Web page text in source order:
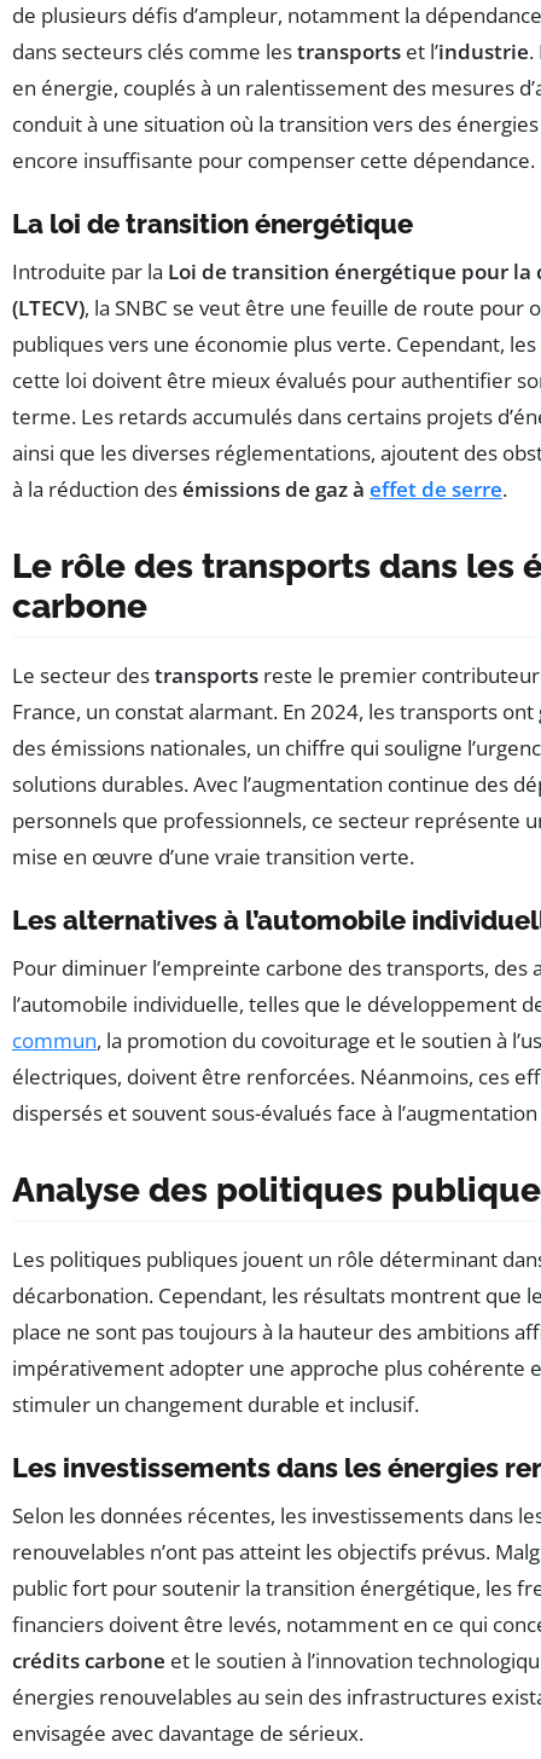
de plusieurs défis d’ampleur, notamment la
dans secteurs clés comme lestransports et l’industrie.
en énergie, couplés à un ralentissement des mesures
conduit à une situation où la transition vers des
encore insuffisante pour compenser cette dépendance.
La loi de transition énergétique
Introduite par la Loi de transition énergétique pour la
(LTECV), la SNBC se veut être une feuille de route pour
publiques vers une économie plus verte. Cependant,
cette loi doivent être mieux évalués pour authentifier
terme. Les retards accumulés dans certains projets
ainsi que les diverses réglementations, ajoutent des
à la réduction desémissions de gaz à effet de serre.
Le rôle des transports dans les
carbone
Le secteur destransports reste le premier
France, un constat alarmant. En 2024, les transports
des émissions nationales, un chiffre qui souligne
solutions durables. Avec l’augmentation continue des
personnels que professionnels, ce secteur représente
mise en œuvre d’une vraie transition verte.
Les alternatives à l’automobile
Pour diminuer l’empreinte carbone des transports, des
l’automobile individuelle, telles que le développement
commun, la promotion du covoiturage et le soutien à
électriques, doivent être renforcées. Néanmoins, ces
dispersés et souvent sous-évalués face à
Analyse des politiques
Les politiques publiques jouent un rôle déterminant
décarbonation. Cependant, les résultats montrent que
place ne sont pas toujours à la hauteur des ambitions
impérativement adopter une approche plus cohérente
stimuler un changement durable et inclusif.
Les investissements dans les énergies
Selon les données récentes, les investissements dans
renouvelables n’ont pas atteint les objectifs prévus.
public fort pour soutenir la transition énergétique, les
financiers doivent être levés, notamment en ce qui
crédits carbone et le soutien à l’innovation
énergies renouvelables au sein des infrastructures
envisagée avec davantage de sérieux.